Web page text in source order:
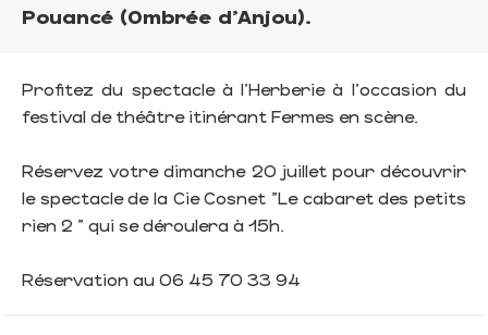
Pouancé (Ombrée d'Anjou).
Profitez du spectacle à l'Herberie à l'occasion du
festival de théâtre itinérant Fermes en scène.
Réservez votre dimanche 20 juillet pour découvrir
le spectacle de la Cie Cosnet "Le cabaret des petits
rien 2 " qui se déroulera à 15h.
Réservation au 06 45 70 33 94